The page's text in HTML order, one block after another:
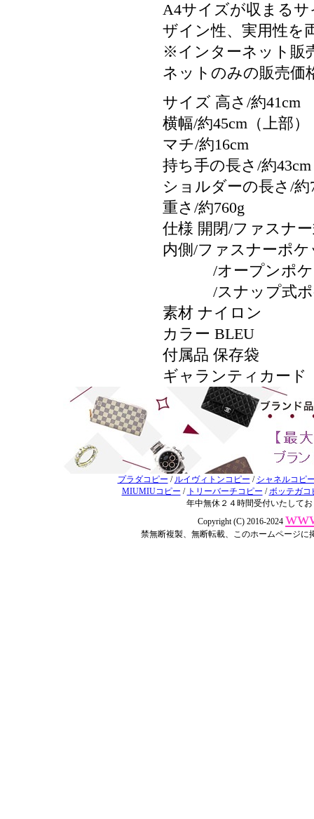
A4サイズが収まる
ザイン性、実用性を
※インターネット販
ネットのみの販売価
サイズ 高さ/約41cm
横幅/約45cm（上部）
マチ/約16cm
持ち手の長さ/約43cm
ショルダーの長さ/約
重さ/約760g
仕様 開閉/ファスナ
内側/ファスナーポケ
/オープンポケ
/スナップ式ポ
素材 ナイロン
カラー BLEU
付属品 保存袋
ギャランティカード
プラダコピー / ルイヴィトンコピー / シャネルコピ
MIUMIUコピー / トリーバーチコピー /ボッテガコ
年中無休２４時間受付いたして
Copyright (C) 2016-2024
禁無断複製、無断転載、このホームページ